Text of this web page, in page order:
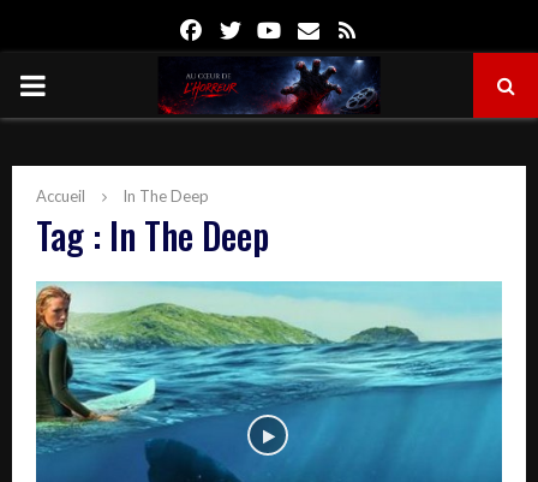
FacebookTwitterYoutube
Email
PRIMARY
Accueil In The Deep
Tag : In The Deep